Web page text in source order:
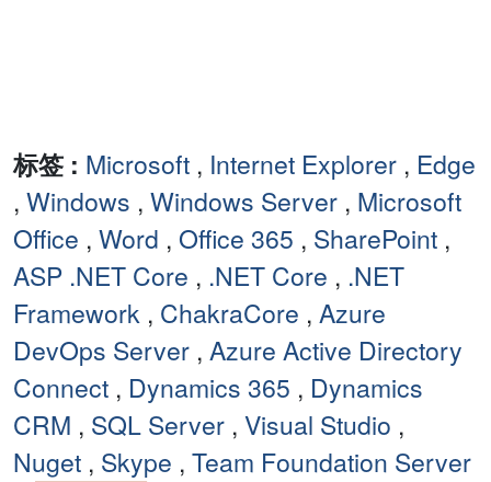
标签 : Microsoft , Internet Explorer , Edge
, Windows , Windows Server , Microsoft
Office , Word , Office 365 , SharePoint ,
ASP .NET Core , .NET Core , .NET
Framework , ChakraCore , Azure
DevOps Server , Azure Active Directory
Connect , Dynamics 365 , Dynamics
CRM , SQL Server , Visual Studio ,
Nuget , Skype , Team Foundation Server